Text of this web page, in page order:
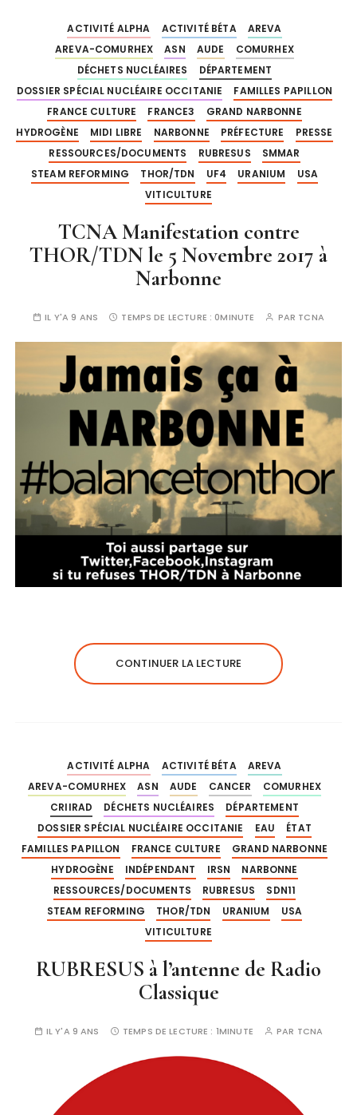
ACTIVITÉ ALPHA ACTIVITÉ BÉTA
AREVA
AREVA-COMURHEX
ASN AUDE
COMURHEX
DÉCHETS NUCLÉAIRES
DÉPARTEMENT
DOSSIER SPÉCIAL NUCLÉAIRE OCCITANIE
FAMILLES PAPILLON
FRANCE CULTURE
FRANCE3
GRAND NARBONNE
HYDROGÈNE
MIDI LIBRE NARBONNE PRÉFECTURE
PRESSE
RESSOURCES/DOCUMENTS
RUBRESUS
SMMAR
STEAM REFORMING
THOR/TDN UF4 URANIUM
USA
VITICULTURE
TCNA Manifestation contre
THOR/TDN le 5 Novembre 2017 à
Narbonne
IL Y'A 9 ANS TEMPS DE LECTURE : 0MINUTE PAR TCNA
CONTINUER LA LECTURE
ACTIVITÉ ALPHA ACTIVITÉ BÉTA
AREVA
AREVA-COMURHEX
ASN AUDE CANCER
COMURHEX
CRIIRAD
DÉCHETS NUCLÉAIRES
DÉPARTEMENT
DOSSIER SPÉCIAL NUCLÉAIRE OCCITANIE
EAU
ÉTAT
FAMILLES PAPILLON
FRANCE CULTURE
GRAND NARBONNE
HYDROGÈNE
INDÉPENDANT IRSN
NARBONNE
RESSOURCES/DOCUMENTS
RUBRESUS
SDN11
STEAM REFORMING
THOR/TDN URANIUM
USA
VITICULTURE
RUBRESUS à l’antenne de Radio
Classique
IL Y'A 9 ANS TEMPS DE LECTURE : 1MINUTE PAR TCNA